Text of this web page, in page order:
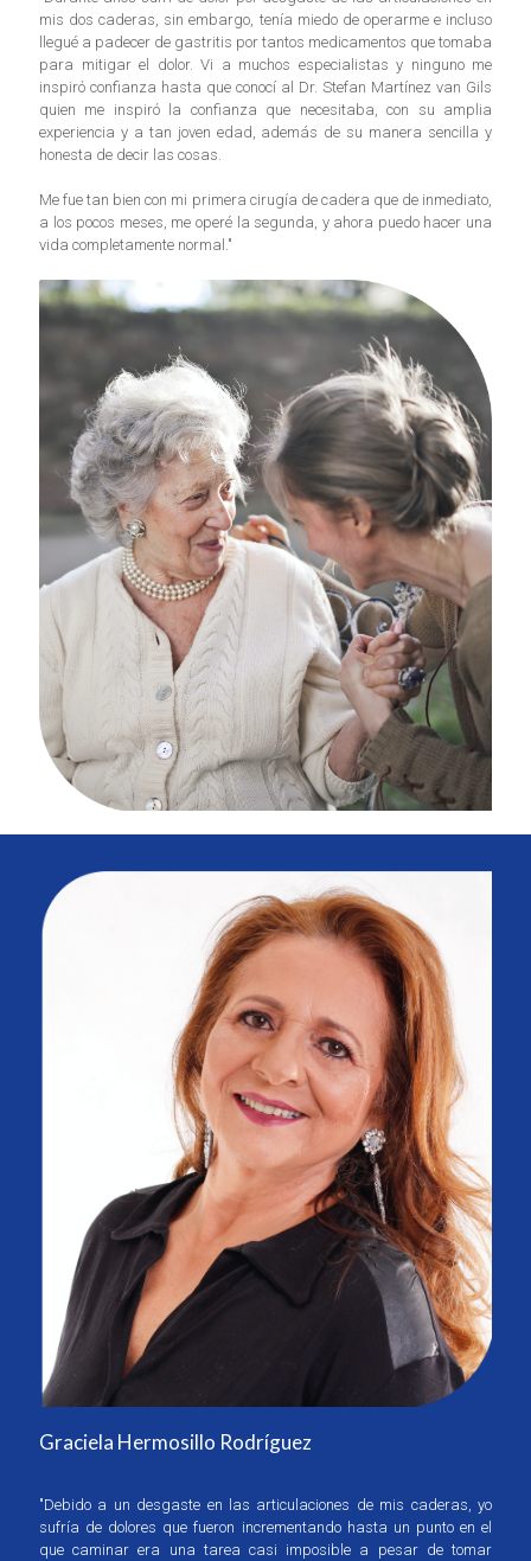
mis dos caderas, sin embargo, tenía miedo de operarme e incluso
llegué a padecer de gastritis por tantos medicamentos que tomaba
para mitigar el dolor. Vi a muchos especialistas y ninguno me
inspiró confianza hasta que conocí al Dr. Stefan Martínez van Gils
quien me inspiró la confianza que necesitaba, con su amplia
experiencia y a tan joven edad, además de su manera sencilla y
honesta de decir las cosas.
Me fue tan bien con mi primera cirugía de cadera que de inmediato,
a los pocos meses, me operé la segunda, y ahora puedo hacer una
vida completamente normal."
Graciela Hermosillo Rodríguez
"Debido a un desgaste en las articulaciones de mis caderas, yo
sufría de dolores que fueron incrementando hasta un punto en el
que caminar era una tarea casi imposible a pesar de tomar